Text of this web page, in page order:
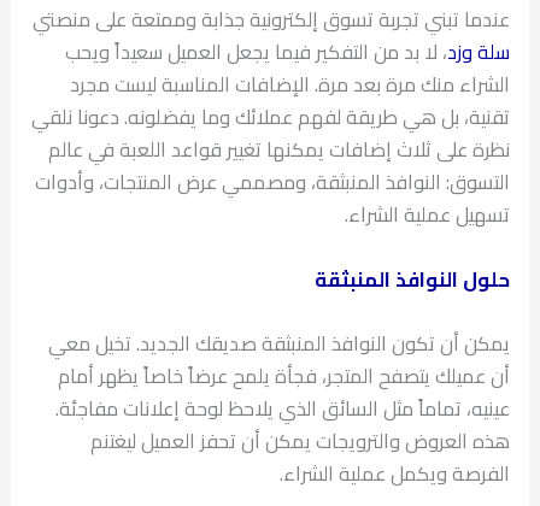
عندما تبني تجربة تسوق إلكترونية جذابة وممتعة على منصتي
سلةوزد، لا بد من التفكير فيما يجعل العميل سعيداً ويحب
الشراء منك مرة بعد مرة. الإضافات المناسبة ليست مجرد
تقنية، بل هي طريقة لفهم عملائك وما يفضلونه. دعونا نلقي
نظرة على ثلاث إضافات يمكنها تغيير قواعد اللعبة في عالم
التسوق: النوافذ المنبثقة، ومصممي عرض المنتجات، وأدوات
تسهيل عملية الشراء.
حلول النوافذ المنبثقة
يمكن أن تكون النوافذ المنبثقة صديقك الجديد. تخيل معي
أن عميلك يتصفح المتجر، فجأة يلمح عرضاً خاصاً يظهر أمام
عينيه، تماماً مثل السائق الذي يلاحظ لوحة إعلانات مفاجئة.
هذه العروض والترويجات يمكن أن تحفز العميل ليغتنم
الفرصة ويكمل عملية الشراء.